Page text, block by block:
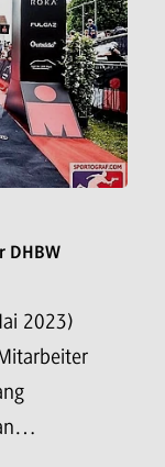
DHBW
2023)